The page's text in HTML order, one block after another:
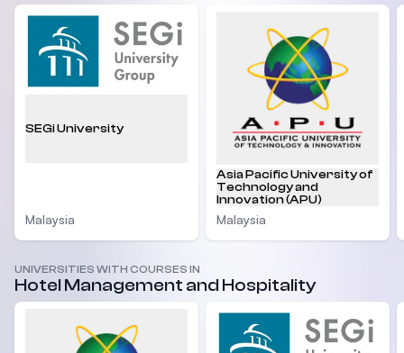
SEGi University
Malaysia
Asia Pacific University of
Technology and
Innovation (APU)
Malaysia
UNIVERSITIES WITH COURSES IN
Hotel Management and Hospitality